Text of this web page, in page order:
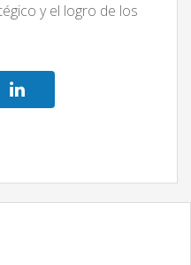
y el logro de los